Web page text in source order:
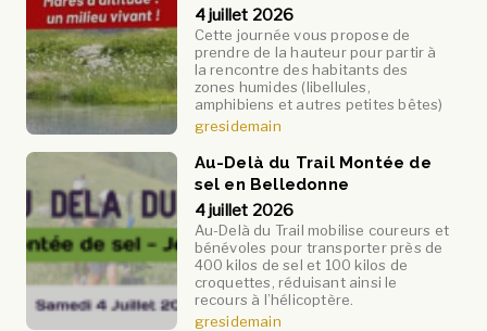
4 juillet 2026
Cette journée vous propose de
prendre de la hauteur pour partir à
la rencontre des habitants des
zones humides (libellules,
amphibiens et autres petites bêtes)
gresidemain
Au-Delà du Trail Montée de
sel en Belledonne
4 juillet 2026
Au-Delà du Trail mobilise coureurs et
bénévoles pour transporter près de
400 kilos de sel et 100 kilos de
croquettes, réduisant ainsi le
recours à l’hélicoptère.
gresidemain